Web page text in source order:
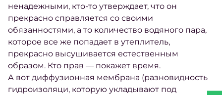
ненадежными, кто-то утверждает, что он
прекрасно справляется со своими
обязанностями, а то количество водяного пара,
которое все же попадает в утеплитель,
прекрасно высушивается естественным
образом. Кто прав — покажет время.
А вот диффузионная мембрана (разновидность
гидроизоляци, которую укладывают под